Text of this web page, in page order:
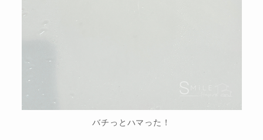
バチっとハマった！